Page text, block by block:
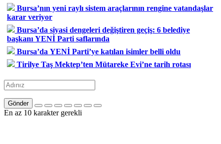
Bursa’nın yeni raylı sistem araçlarının rengine vatandaşlar
karar veriyor
Bursa’da siyasi dengeleri değiştiren geçiş: 6 belediye
başkanı YENİ Parti saflarında
Bursa’da YENİ Parti’ye katılan isimler belli oldu
Tirilye Taş Mektep’ten Mütareke Evi’ne tarih rotası
Gönder
En az 10 karakter gerekli